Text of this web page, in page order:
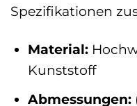
Spezifikationen
Material:
Kunststoff
Abmessungen: